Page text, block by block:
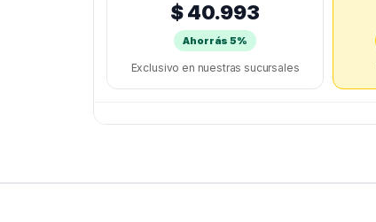
$ 40.993
Ahorrás 5%
Exclusivo en nuestras sucursales